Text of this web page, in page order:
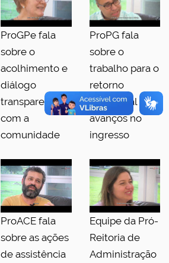
ProGPe fala
sobre o
acolhimento e
diálogo
transparente
com a
comunidade
ProPG fala
sobre o
trabalho para o
retorno
presencial e
avanços no
ingresso
ProACE fala
sobre as ações
de assistência
Equipe da Pró-
Reitoria de
Administração